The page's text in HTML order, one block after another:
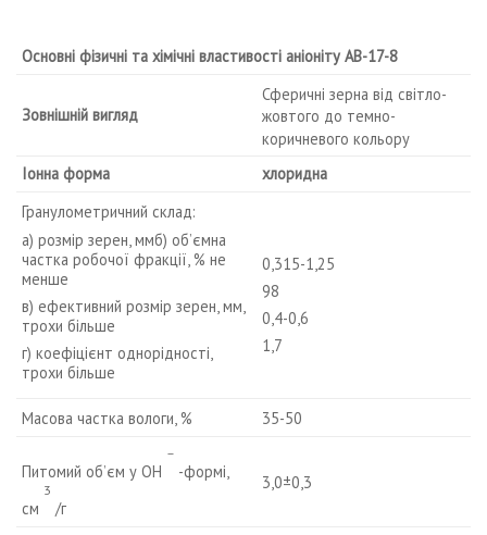
Основні фізичні та хімічні властивості аніоніту АВ-17-8
Зовнішній вигляд
Сферичні зерна від світло-
жовтого до темно-
коричневого кольору
Іонна форма
хлоридна
Гранулометричний склад:
а) розмір зерен, ммб) об’ємна
частка робочої фракції, % не
менше
в) ефективний розмір зерен, мм,
трохи більше
г) коефіцієнт однорідності,
трохи більше
0,315-1,25
98
0,4-0,6
1,7
Масова частка вологи, % 35-50
Питомий об’єм у ОН
–
-формі,
см
3
/г
3,0±0,3